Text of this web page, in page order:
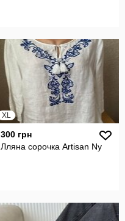
XL
300 грн
Лляна сорочка Artisan Ny